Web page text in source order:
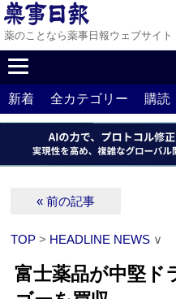
薬のことなら薬事日報ウェブサイト
新着 全カテゴリー 購読
« 前の記事
TOP > HEADLINE NEWS ∨
富士薬品が中堅ド